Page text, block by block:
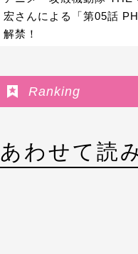
宏さんによる「第05話
解禁！
Ranking
あわせて読